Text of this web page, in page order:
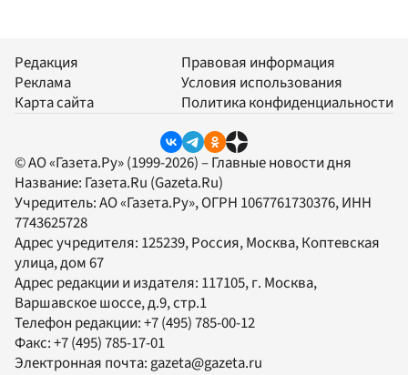
Редакция
Реклама
Карта сайта
Правовая информация
Условия использования
Политика конфиденциальности
© АО «Газета.Ру» (1999-2026) – Главные новости дня
Название: Газета.Ru (Gazeta.Ru)
Учредитель:АО «Газета.Ру», ОГРН 1067761730376, ИНН
7743625728
Адрес учредителя: 125239, Россия, Москва, Коптевская
улица, дом 67
Адрес редакции и издателя: 117105, г. Москва,
Варшавское шоссе, д.9, стр.1
Телефон редакции:+7 (495) 785-00-12
Факс:+7 (495) 785-17-01
Электронная почта: gazeta@gazeta.ru